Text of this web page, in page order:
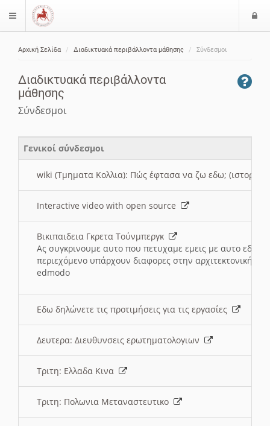
$langMenu
Αρχική Σελίδα Διαδικτυακά περιβάλλοντα μάθησης Σύνδεσμοι
Διαδικτυακά περιβάλλοντα
μάθησης
Σύνδεσμοι
Γενικοί σύνδεσμοι
wiki (Τμηματα Κολλια): Πώς έφτασα να ζω εδω; (ιστορια)
Interactive video with open source
Βικιπαιδεια Γκρετα Τούνμπεργκ
Ας συγκρινουμε αυτο που πετυχαμε εμεις με αυτο εδω
περιεχόμενο υπάρχουν διαφορες στην αρχιτεκτονική
edmodo
Εδω δηλώνετε τις προτιμήσεις για τις εργασίες
Δευτερα: Διευθυνσεις ερωτηματολογιων
Τριτη: Ελλαδα Κινα
Τριτη: Πολωνια Μεταναστευτικο